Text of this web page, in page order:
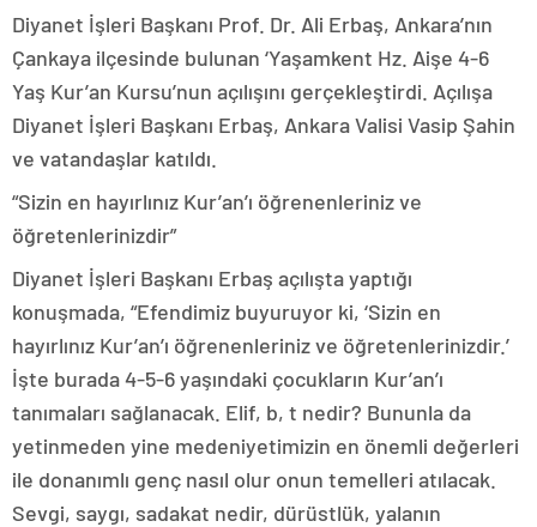
Diyanet İşleri Başkanı Prof. Dr. Ali Erbaş, Ankara’nın
Çankaya ilçesinde bulunan ‘Yaşamkent Hz. Aişe 4-6
Yaş Kur’an Kursu’nun açılışını gerçekleştirdi. Açılışa
Diyanet İşleri Başkanı Erbaş, Ankara Valisi Vasip Şahin
ve vatandaşlar katıldı.
“Sizin en hayırlınız Kur’an’ı öğrenenleriniz ve
öğretenlerinizdir”
Diyanet İşleri Başkanı Erbaş açılışta yaptığı
konuşmada, “Efendimiz buyuruyor ki, ‘Sizin en
hayırlınız Kur’an’ı öğrenenleriniz ve öğretenlerinizdir.’
İşte burada 4-5-6 yaşındaki çocukların Kur’an’ı
tanımaları sağlanacak. Elif, b, t nedir? Bununla da
yetinmeden yine medeniyetimizin en önemli değerleri
ile donanımlı genç nasıl olur onun temelleri atılacak.
Sevgi, saygı, sadakat nedir, dürüstlük, yalanın